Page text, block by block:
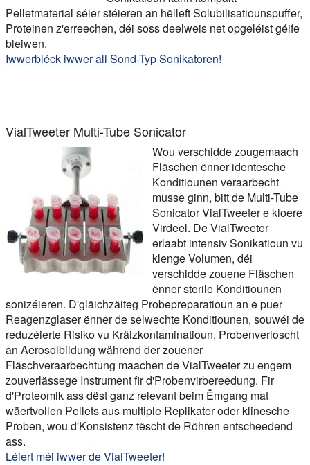
Pelletmaterial séier stéieren an hëlleft Solubilisatiounspuffer,
Proteinen z'erreechen, déi soss deelweis net opgeléist géife
bleiwen.
Iwwerbléck iwwer all Sond-Typ Sonikatoren!
VialTweeter Multi-Tube Sonicator
Wou verschidde zougemaach
Fläschen ënner identesche
Konditiounen veraarbecht
musse ginn, bitt de Multi-Tube
Sonicator VialTweeter e kloere
Virdeel. De VialTweeter
erlaabt intensiv Sonikatioun vu
klenge Volumen, déi
verschidde zouene Fläschen
ënner sterile Konditiounen
sonizéieren. D'gläichzäiteg Probepreparatioun an e puer
Reagenzglaser ënner de selwechte Konditiounen, souwéi de
reduzéierte Risiko vu Kräizkontaminatioun, Probenverloscht
an Aerosolbildung während der zouener
Fläschveraarbechtung maachen de VialTweeter zu engem
zouverlässege Instrument fir d'Probenvirbereedung. Fir
d'Proteomik ass dëst ganz relevant beim Ëmgang mat
wäertvollen Pellets aus multiple Replikater oder klinesche
Proben, wou d'Konsistenz tëscht de Röhren entscheedend
ass.
Léiert méi iwwer de VialTweeter!